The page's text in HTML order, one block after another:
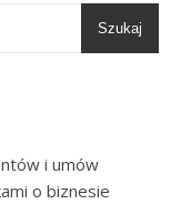
Szukaj
i umów
o biznesie